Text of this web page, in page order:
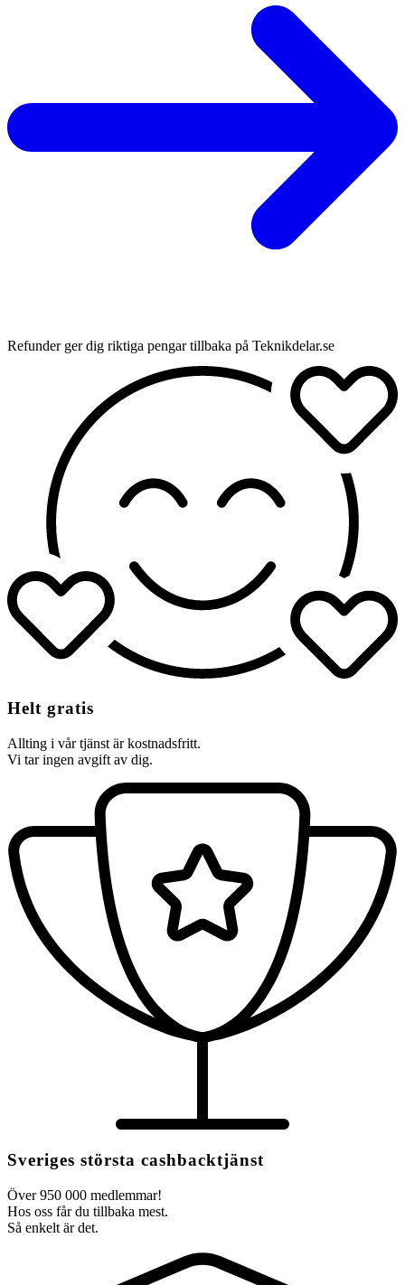
Refunder ger dig riktiga pengar tillbaka på Teknikdelar.se
Helt gratis
Allting i vår tjänst är kostnadsfritt.
Vi tar ingen avgift av dig.
Sveriges största cashbacktjänst
Över 950 000 medlemmar!
Hos oss får du tillbaka mest.
Så enkelt är det.